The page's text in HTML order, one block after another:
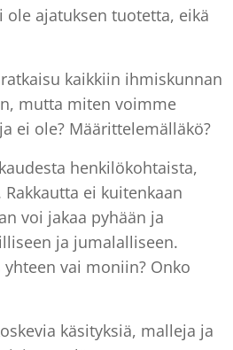
ole ajatuksen tuotetta, eikä
kaikkiin ihmiskunnan
mutta miten voimme
ei ole? Määrittelemälläkö?
henkilökohtaista,
ei kuitenkaan
voi jakaa pyhään ja
ja jumalalliseen.
vai moniin? Onko
käsityksiä, malleja ja